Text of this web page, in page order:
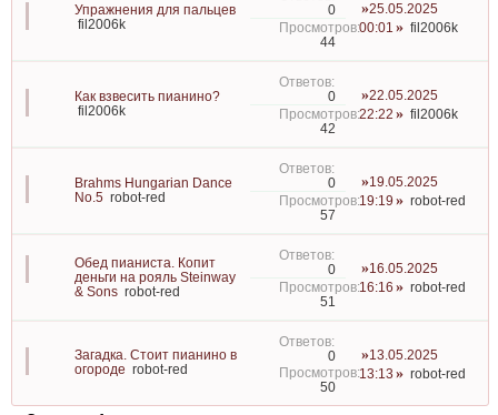
Упражнения для пальцев
fil2006k
0
44
25.05.2025
00:01
fil2006k
Как взвесить пианино?
fil2006k
0
42
22.05.2025
22:22
fil2006k
Brahms Hungarian Dance
No.5 robot-red
0
57
19.05.2025
19:19
robot-red
Обед пианиста. Копит
деньги на рояль Steinway
& Sons robot-red
0
51
16.05.2025
16:16
robot-red
Загадка. Стоит пианино в
огороде robot-red
0
50
13.05.2025
13:13
robot-red